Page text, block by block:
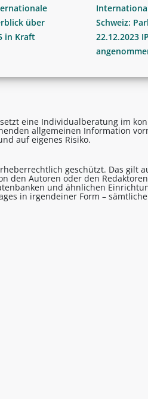
über
in Kraft
Schweiz:
22.12.2023
eine Individualberatung im
allgemeinen Information
auf eigenes Risiko.
geschützt. Das gilt
den Autoren oder den
und ähnlichen
in irgendeiner Form –